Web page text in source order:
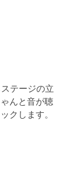
テージの立
んと音が聴
クします。